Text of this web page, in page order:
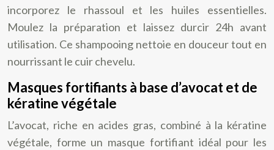
incorporez le rhassoul et les huiles essentielles.
Moulez la préparation et laissez durcir 24h avant
utilisation. Ce shampooing nettoie en douceur tout en
nourrissant le cuir chevelu.
Masques fortifiants à base d’avocat et de
kératine végétale
L’avocat, riche en acides gras, combiné à la kératine
végétale, forme un masque fortifiant idéal pour les